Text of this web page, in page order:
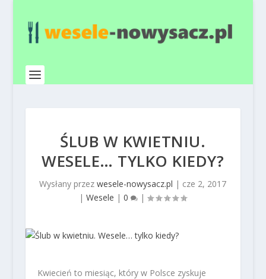
ŚLUB W KWIETNIU.
WESELE… TYLKO KIEDY?
Wysłany przezwesele-nowysacz.pl | cze 2, 2017
|Wesele |0 |
Kwiecień to miesiąc, który w Polsce zyskuje